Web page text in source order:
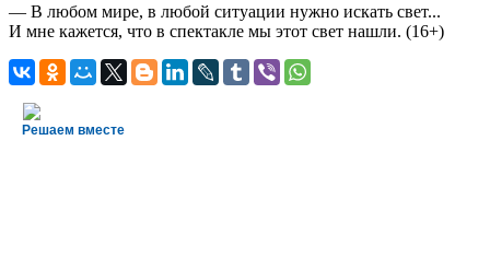
— В любом мире, в любой ситуации нужно искать свет...
И мне кажется, что в спектакле мы этот свет нашли. (16+)
Решаем вместе